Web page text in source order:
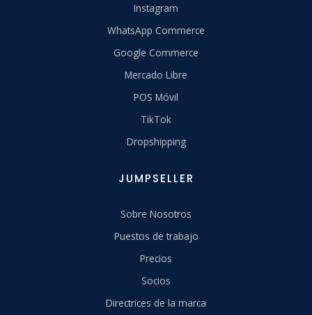
Instagram
WhatsApp Commerce
Google Commerce
Mercado Libre
POS Móvil
TikTok
Dropshipping
JUMPSELLER
Sobre Nosotros
Puestos de trabajo
Precios
Socios
Directrices de la marca